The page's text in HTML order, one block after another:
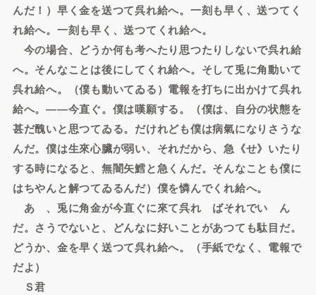
んだ！）早く金を送つて呉れ給へ。一刻も早く、送つてく
れ給へ。一刻も早く、送つてくれ給へ。
今の場合、どうか何も考へたり思つたりしないで呉れ給
へ。そんなことは後にしてくれ給へ。そして兎に角動いて
呉れ給へ。（僕も動いてゐる）電報を打ちに出かけて呉れ
給へ。――今直ぐ。僕は嘆願する。（僕は、自分の状態を
甚だ醜いと思つてゐる。だけれども僕は病氣になりさうな
んだ。僕は生來心臟が弱い、それだから、急《せ》いたり
する時になると、無闇矢鱈と急くんだ。そんなことも僕に
はちやんと解つてゐるんだ）僕を憐んでくれ給へ。
あゝ、兎に角金が今直ぐに來て呉れゝばそれでいゝん
だ。さうでないと、どんなに好いことがあつても駄目だ。
どうか、金を早く送つて呉れ給へ。（手紙でなく、電報で
だよ）
Ｓ君